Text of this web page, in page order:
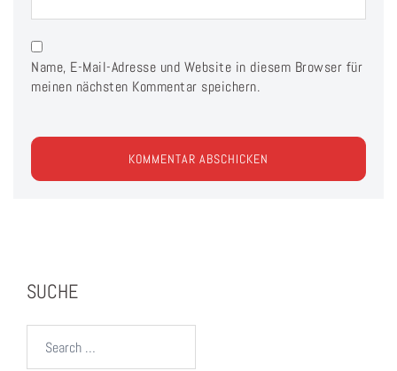
Name, E-Mail-Adresse und Website in diesem Browser für
meinen nächsten Kommentar speichern.
SUCHE